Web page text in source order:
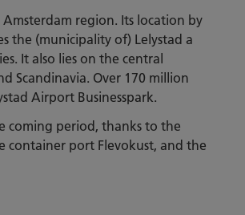
region. Its location by
the (municipality of) Lelystad a
It also lies on the central
Scandinavia. Over 170 million
Airport Businesspark.
coming period, thanks to the
port Flevokust, and the